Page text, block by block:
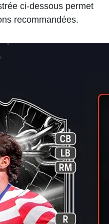
ci-dessous permet
recommandées.